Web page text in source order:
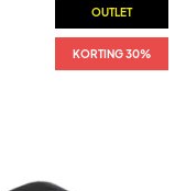
OUTLET
KORTING 30%
OUTLET
KORTING 30%
OUTLET
KORTING 30%